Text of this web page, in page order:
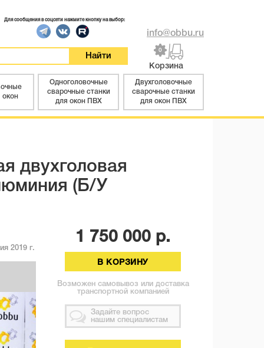
Для сообщения в соцсети нажмите кнопку на выбор:
info@obbu.ru
0
Корзина
окон
Одноголовочные
сварочные станки
для окон ПВХ
Двухголовочные
сварочные станки
для окон ПВХ
двухголовая
(Б/У
2019 г.
1 750 000 р.
В КОРЗИНУ
Возможен самовывоз или доставка
транспортной компанией
Задайте вопрос
нашим специалистам